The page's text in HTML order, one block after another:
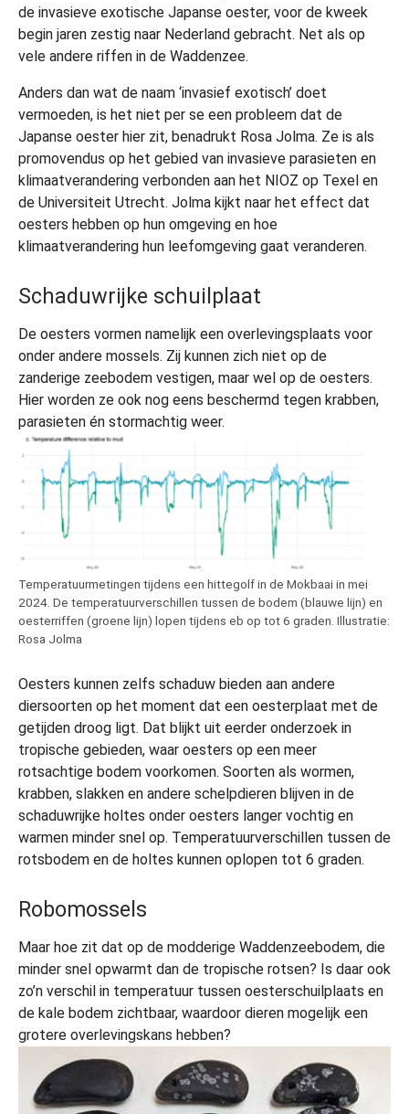
de invasieve exotische Japanse oester, voor de kweek
begin jaren zestig naar Nederland gebracht. Net als op
vele andere riffen in de Waddenzee.
Anders dan wat de naam ‘invasief exotisch’ doet
vermoeden, is het niet per se een probleem dat de
Japanse oester hier zit, benadrukt Rosa Jolma. Ze is als
promovendus op het gebied van invasieve parasieten en
klimaatverandering verbonden aan het NIOZ op Texel en
de Universiteit Utrecht. Jolma kijkt naar het effect dat
oesters hebben op hun omgeving en hoe
klimaatverandering hun leefomgeving gaat veranderen.
Temperatuurmetingen tijdens een hittegolf in de Mokbaai in mei
2024. De temperatuurverschillen tussen de bodem (blauwe lijn) en
oesterriffen (groene lijn) lopen tijdens eb op tot 6 graden. Illustratie:
Rosa Jolma
Schaduwrijke schuilplaat
De oesters vormen namelijk een overlevingsplaats voor
onder andere mossels. Zij kunnen zich niet op de
zanderige zeebodem vestigen, maar wel op de oesters.
Hier worden ze ook nog eens beschermd tegen krabben,
parasieten én stormachtig weer.
Oesters kunnen zelfs schaduw bieden aan andere
diersoorten op het moment dat een oesterplaat met de
getijden droog ligt. Dat blijkt uit eerder onderzoek in
tropische gebieden, waar oesters op een meer
rotsachtige bodem voorkomen. Soorten als wormen,
krabben, slakken en andere schelpdieren blijven in de
schaduwrijke holtes onder oesters langer vochtig en
warmen minder snel op. Temperatuurverschillen tussen de
rotsbodem en de holtes kunnen oplopen tot 6 graden.
Robomossels
Maar hoe zit dat op de modderige Waddenzeebodem, die
minder snel opwarmt dan de tropische rotsen? Is daar ook
zo’n verschil in temperatuur tussen oesterschuilplaats en
de kale bodem zichtbaar, waardoor dieren mogelijk een
grotere overlevingskans hebben?